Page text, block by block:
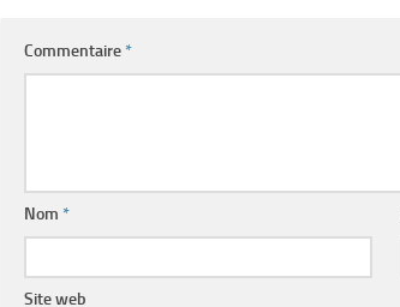
Commentaire*
Nom *
Site web